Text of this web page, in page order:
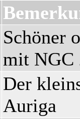
Schöner
mit NGC
Der
Auriga